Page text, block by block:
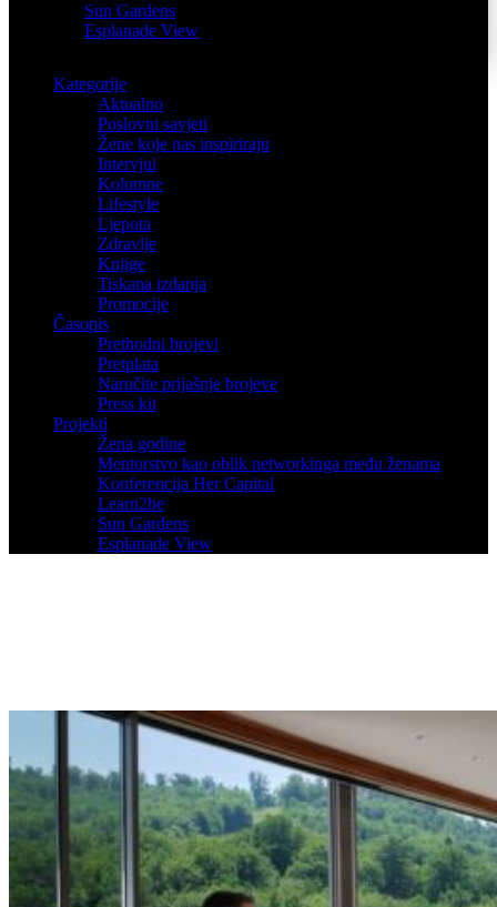
Sun Gardens
Esplanade View
Kategorije
Aktualno
Poslovni savjeti
Žene koje nas inspiriraju
Intervjui
Kolumne
Lifestyle
Ljepota
Zdravlje
Knjige
Tiskana izdanja
Promocije
Časopis
Prethodni brojevi
Pretplata
Naručite prijašnje brojeve
Press kit
Projekti
Žena godine
Mentorstvo kao oblik networkinga među ženama
Konferencija Her Capital
Learn2be
Sun Gardens
Esplanade View